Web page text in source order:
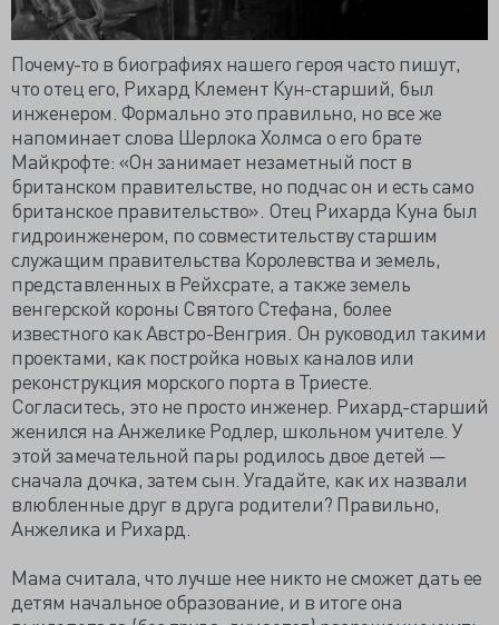
Почему-то в биографиях нашего героя часто пишут,
что отец его, Рихард Клемент Кун-старший, был
инженером. Формально это правильно, но все же
напоминает слова Шерлока Холмса о его брате
Майкрофте: «Он занимает незаметный пост в
британском правительстве, но подчас он и есть само
британское правительство». Отец Рихарда Куна был
гидроинженером, по совместительству старшим
служащим правительства Королевства и земель,
представленных в Рейхсрате, а также земель
венгерской короны Святого Стефана, более
известного как Австро-Венгрия. Он руководил такими
проектами, как постройка новых каналов или
реконструкция морского порта в Триесте.
Согласитесь, это не просто инженер. Рихард-старший
женился на Анжелике Родлер, школьном учителе. У
этой замечательной пары родилось двое детей —
сначала дочка, затем сын. Угадайте, как их назвали
влюбленные друг в друга родители? Правильно,
Анжелика и Рихард.
Мама считала, что лучше нее никто не сможет дать ее
детям начальное образование, и в итоге она